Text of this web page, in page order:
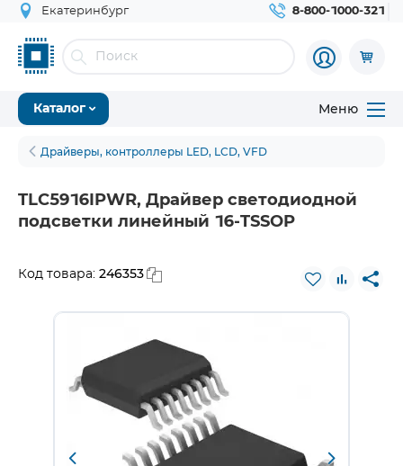
Екатеринбург 8-800-1000-321
Каталог Меню
Драйверы, контроллеры LED, LCD, VFD
TLC5916IPWR, Драйвер светодиодной
подсветки линейный 16-TSSOP
Код товара: 246353